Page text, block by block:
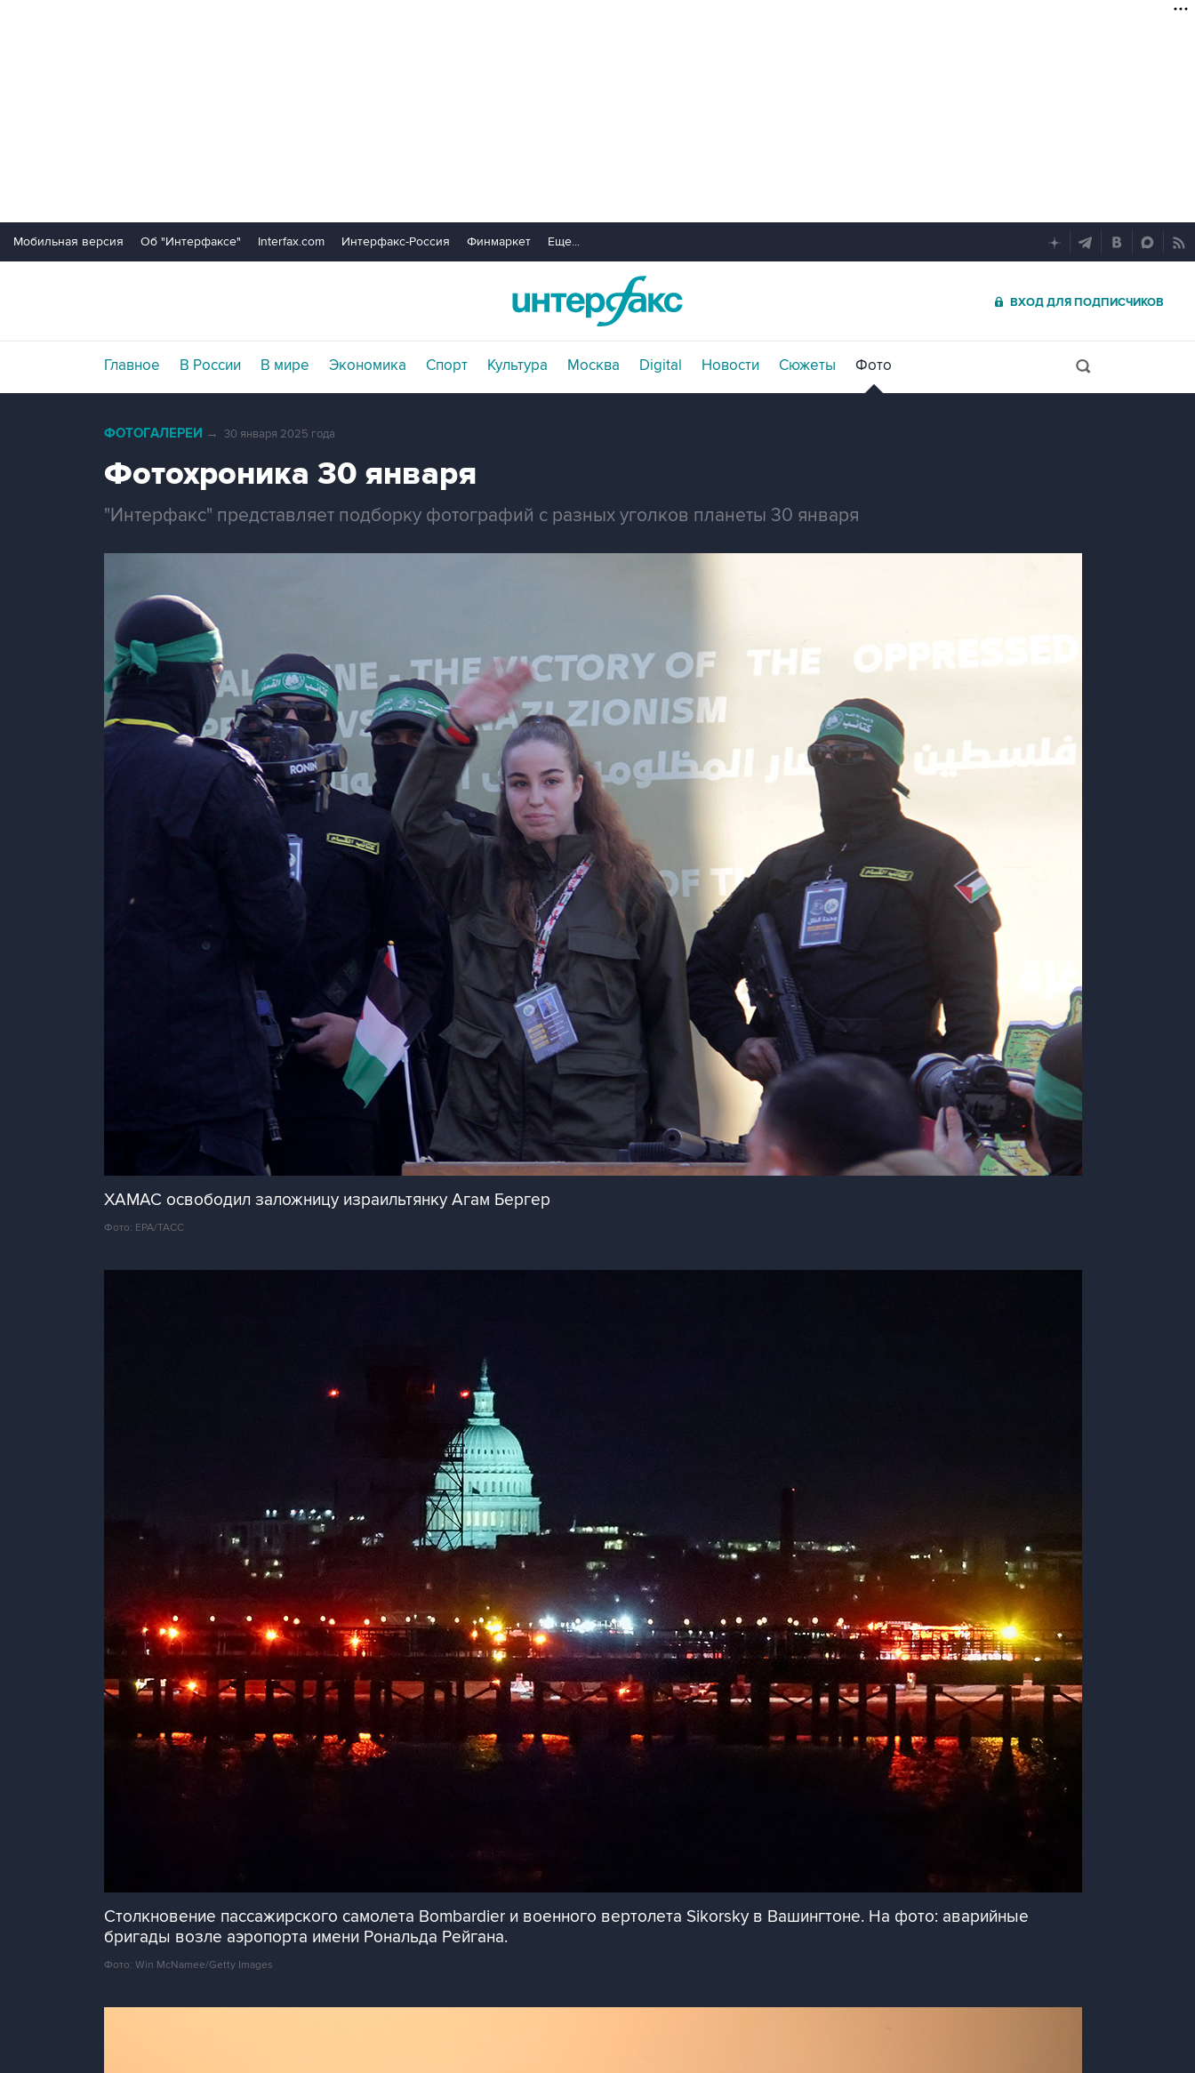
Мобильная версия Об "Интерфаксе" Interfax.com Интерфакс-Россия Финмаркет Еще...
ВХОД ДЛЯ ПОДПИСЧИКОВ
Главное В России В мире Экономика Спорт Культура Москва Digital Новости Сюжеты Фото
ФОТОГАЛЕРЕИ → 30 января 2025 года
Фотохроника 30 января
"Интерфакс" представляет подборку фотографий с разных уголков планеты 30 января
ХАМАС освободил заложницу израильтянку Агам Бергер
Фото: EPA/ТАСС
Столкновение пассажирского самолета Bombardier и военного вертолета Sikorsky в Вашингтоне. На фото: аварийные
бригады возле аэропорта имени Рональда Рейгана.
Фото: Win McNamee/Getty Images